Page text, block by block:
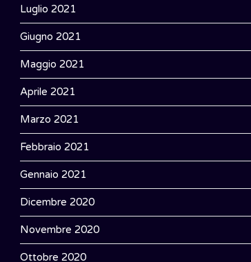
Luglio 2021
Giugno 2021
Maggio 2021
Aprile 2021
Marzo 2021
Febbraio 2021
Gennaio 2021
Dicembre 2020
Novembre 2020
Ottobre 2020